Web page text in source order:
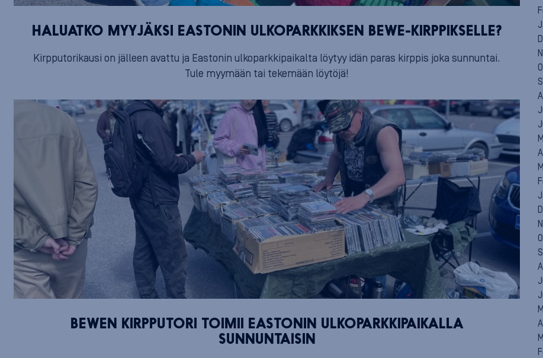
HALUATKO MYYJÄKSI EASTONIN ULKOPARKKIKSEN BEWE-KIRPPIKSELLE?
Kirpputorikausi on jälleen avattu ja Eastonin ulkoparkkipaikalta löytyy idän paras kirppis joka sunnuntai.
Tule myymään tai tekemään löytöjä!
BEWEN KIRPPUTORI TOIMII EASTONIN ULKOPARKKIPAIKALLA
SUNNUNTAISIN